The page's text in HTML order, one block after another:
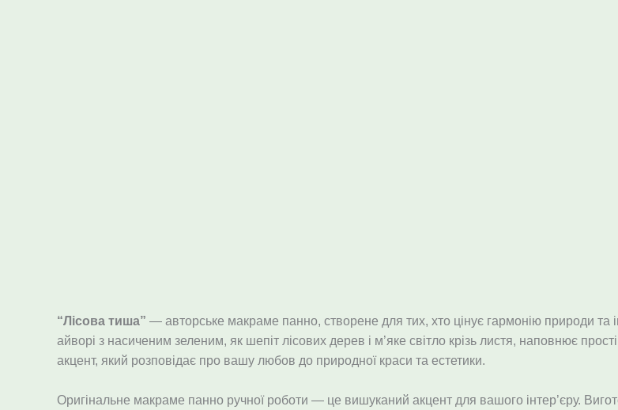
“Лісова тиша” — авторське макраме панно, створене для тих, хто цінує гармонію природи та
айворі з насиченим зеленим, як шепіт лісових дерев і м’яке світло крізь листя, наповнює
акцент, який розповідає про вашу любов до природної краси та естетики.
Оригінальне макраме панно ручної роботи — це вишуканий акцент для вашого інтер’єру.